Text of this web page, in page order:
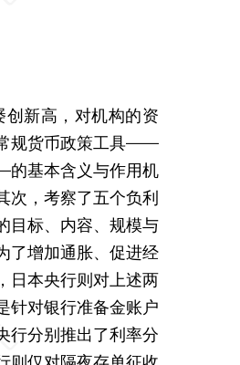
新高，对机构的资
规货币政策工具——
基本含义与作用机
次，考察了五个负利
目标、内容、规模与
了增加通胀、促进经
日本央行则对上述两
针对银行准备金账户
行分别推出了利率分